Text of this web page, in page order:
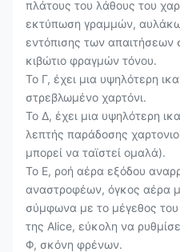
πλάτους του λάθους του
εκτύπωση γραμμών,
εντόπισης των απαιτήσεων
κιβώτιο φραγμών τόνου.
Το Γ, έχει μια υψηλότερη
στρεβλωμένο χαρτόνι.
Το Δ, έχει μια υψηλότερη
λεπτής παράδοσης
μπορεί να ταϊστεί ομαλά).
Το Ε, ροή αέρα εξόδου
αναστροφέων, όγκος αέρα
σύμφωνα με το μέγεθος
της Alice, εύκολη να
Φ, σκόνη φρένων.